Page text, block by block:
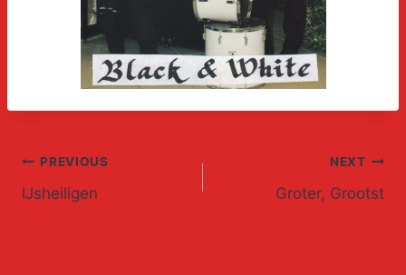
Post
navigation
PREVIOUS
IJsheiligen
NEXT
Groter, Grootst